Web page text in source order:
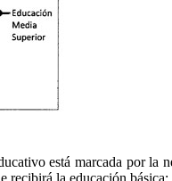
está marcada por la